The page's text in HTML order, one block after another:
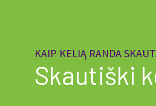
KAIP KELIĄ RANDA
Skautiški